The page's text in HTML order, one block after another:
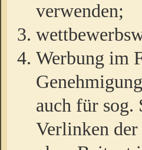
verwenden;
Werbung im
auch für sog.
Verlinken der